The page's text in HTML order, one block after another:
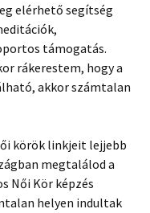
elérhető segítség
támogatás.
rákerestem, hogy a
akkor számtalan
körök linkjeit lejjebb
megtalálod a
Női Kör képzés
helyen indultak